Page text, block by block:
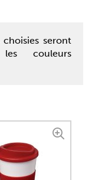
choisies seront
couleurs